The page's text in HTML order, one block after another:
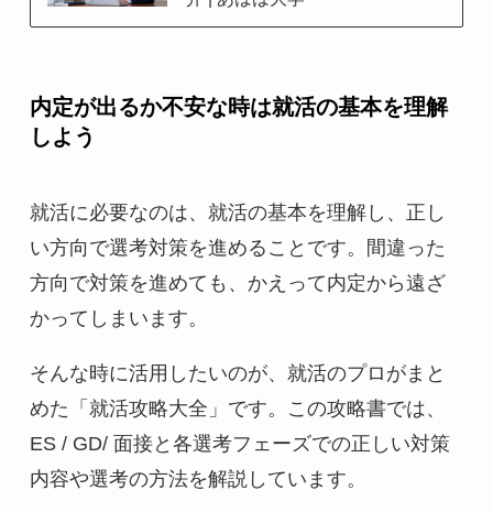
内定が出るか不安な時は就活の基本を理解
しよう
就活に必要なのは、就活の基本を理解し、正し
い方向で選考対策を進めることです。間違った
方向で対策を進めても、かえって内定から遠ざ
かってしまいます。
そんな時に活用したいのが、就活のプロがまと
めた「就活攻略大全」です。この攻略書では、
ES / GD/ 面接と各選考フェーズでの正しい対策
内容や選考の方法を解説しています。